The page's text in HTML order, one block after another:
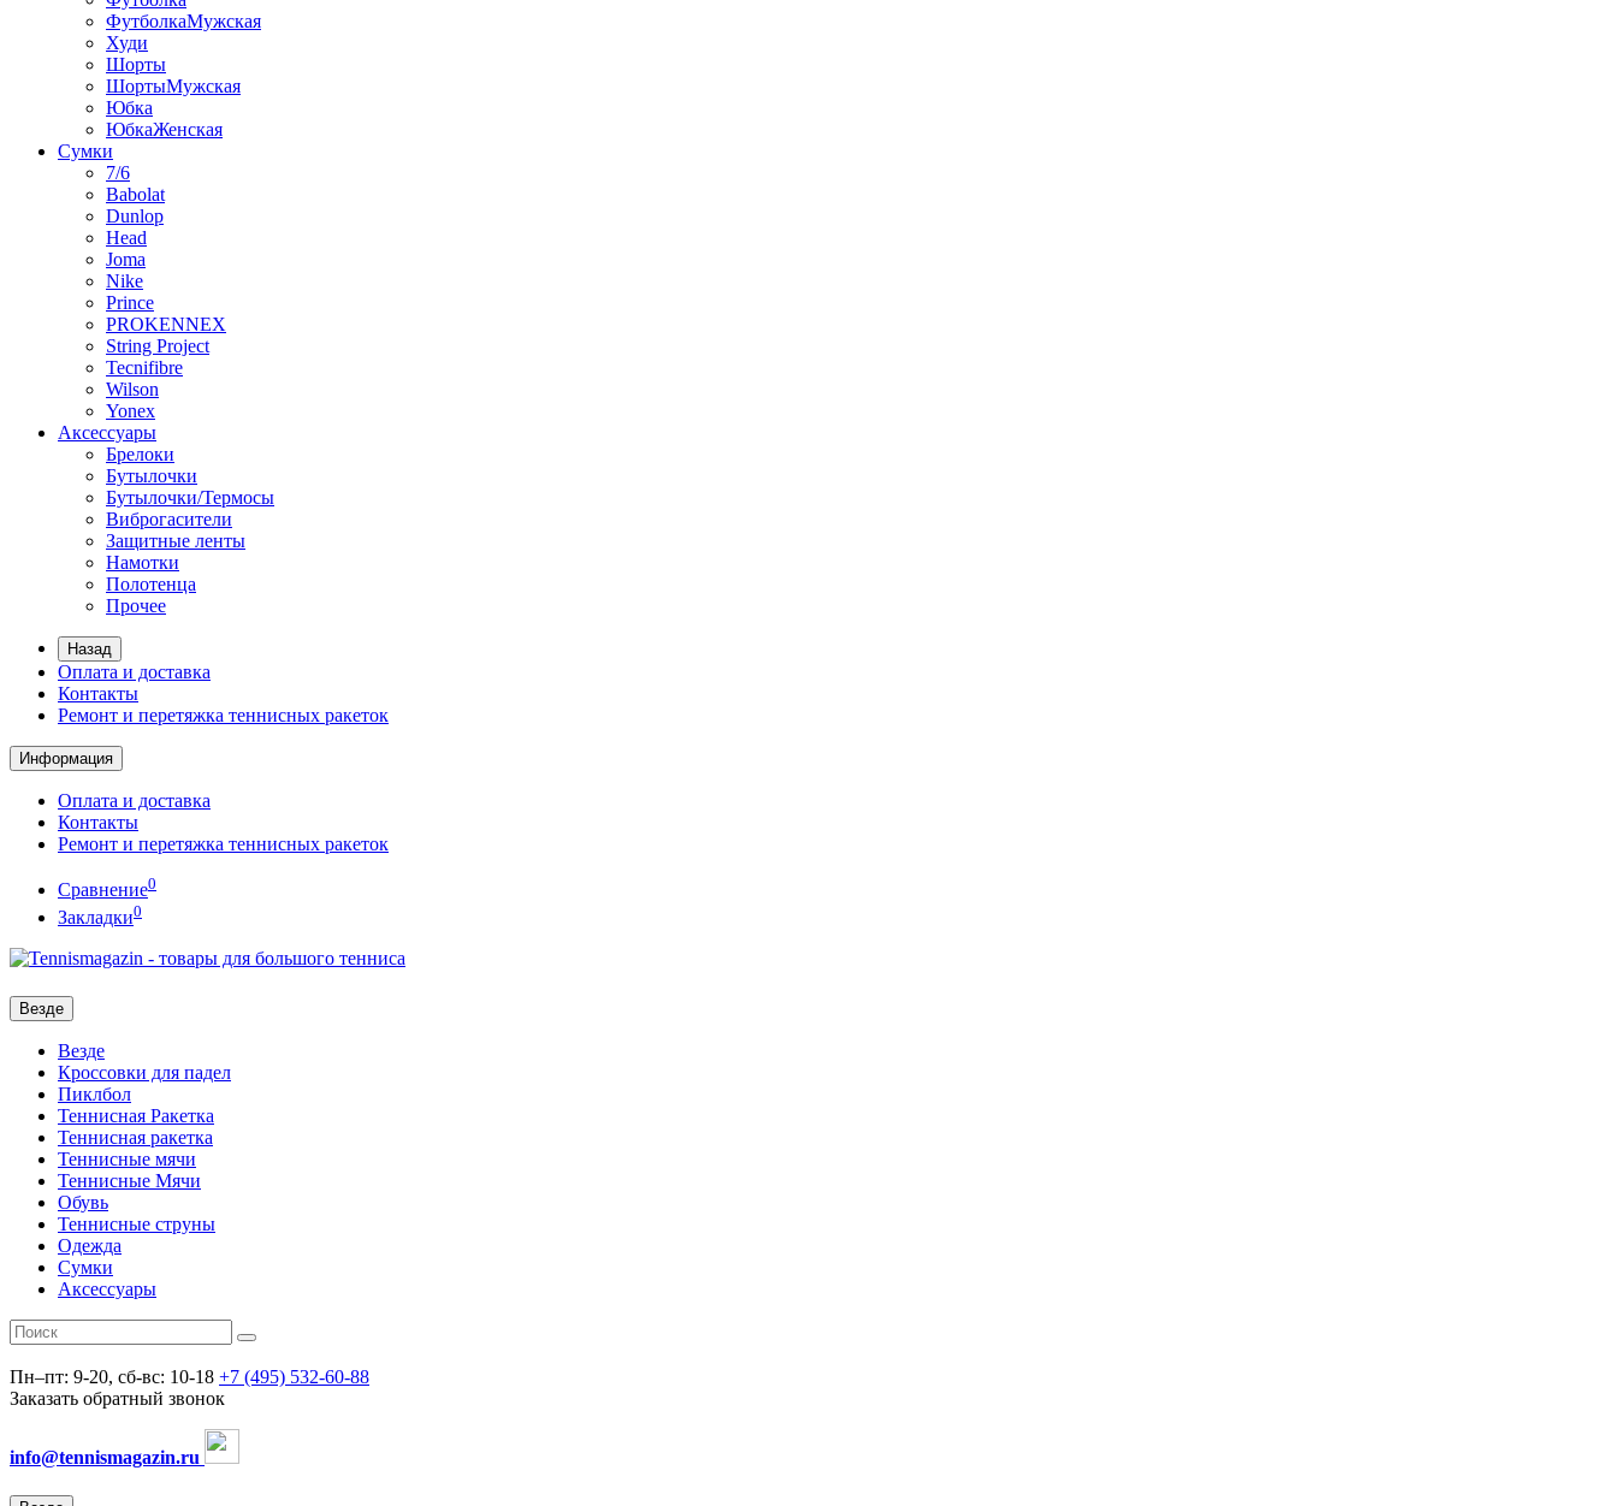
ФутболкаМужская
Худи
Шорты
ШортыМужская
Юбка
ЮбкаЖенская
Сумки
7/6
Babolat
Dunlop
Head
Joma
Nike
Prince
PROKENNEX
String Project
Tecnifibre
Wilson
Yonex
Аксессуары
Брелоки
Бутылочки
Бутылочки/Термосы
Виброгасители
Защитные ленты
Намотки
Полотенца
Прочее
Назад
Оплата и доставка
Контакты
Ремонт и перетяжка теннисных ракеток
Информация
Оплата и доставка
Контакты
Ремонт и перетяжка теннисных ракеток
Сравнение0
Закладки0
Везде
Везде
Кроссовки для падел
Пиклбол
Теннисная Ракетка
Теннисная ракетка
Теннисные мячи
Теннисные Мячи
Обувь
Теннисные струны
Одежда
Сумки
Аксессуары
Пн–пт: 9-20, сб-вс: 10-18 +7 (495) 532-60-88
Заказать обратный звонок
info@tennismagazin.ru